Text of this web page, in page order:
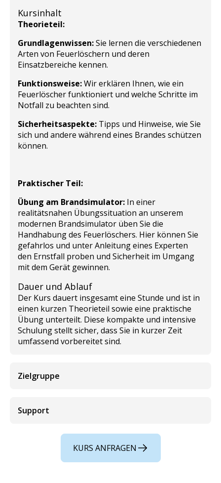
Kursinhalt
Theorieteil:
Grundlagenwissen:Sie lernen die verschiedenen
Arten von Feuerlöschern und deren
Einsatzbereiche kennen.
Funktionsweise:Wir erklären Ihnen, wie ein
Feuerlöscher funktioniert und welche Schritte im
Notfall zu beachten sind.
Sicherheitsaspekte: Tipps und Hinweise, wie Sie
sich und andere während eines Brandes schützen
können.
Praktischer Teil:
Übung am Brandsimulator: In einer
realitätsnahen Übungssituation an unserem
modernen Brandsimulator üben Sie die
Handhabung des Feuerlöschers. Hier können Sie
gefahrlos und unter Anleitung eines Experten
den Ernstfall proben und Sicherheit im Umgang
mit dem Gerät gewinnen.
Dauer und Ablauf
Der Kurs dauert insgesamt eine Stunde und ist in
einen kurzen Theorieteil sowie eine praktische
Übung unterteilt. Diese kompakte und intensive
Schulung stellt sicher, dass Sie in kurzer Zeit
umfassend vorbereitet sind.
Zielgruppe
Support
KURS ANFRAGEN